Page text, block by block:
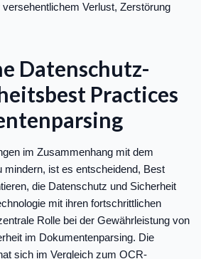
Verlust, Zerstörung
Datenschutz-
Practices
im Zusammenhang mit dem
mindern, ist es entscheidend, Best
die Datenschutz und Sicherheit
mit ihren fortschrittlichen
Rolle bei der Gewährleistung von
im Dokumentenparsing. Die
sich im Vergleich zum OCR-